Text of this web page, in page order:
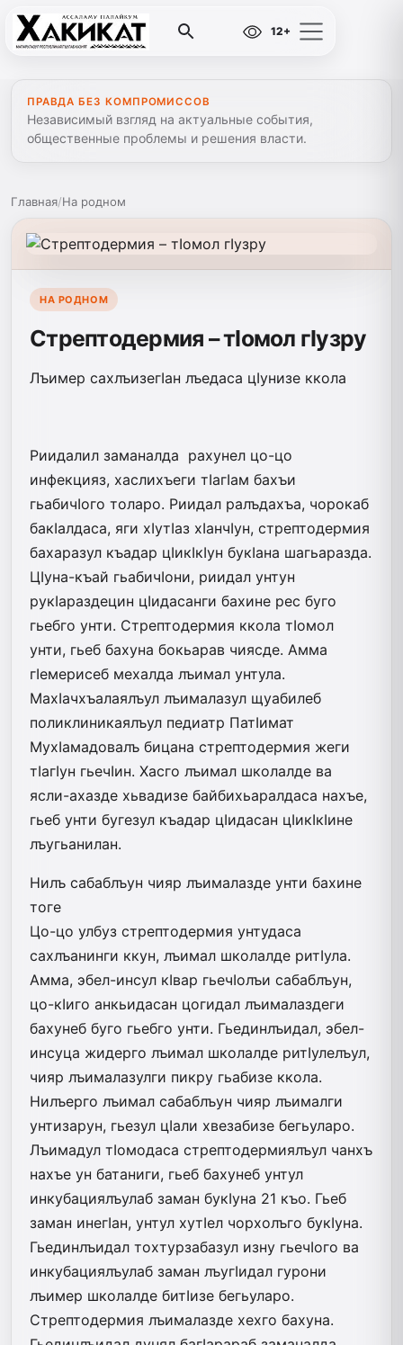
12+
ПРАВДА БЕЗ КОМПРОМИССОВ
Независимый взгляд на актуальные события,
общественные проблемы и решения власти.
Главная/На родном
НА РОДНОМ
Стрептодермия – тIомол гIузру
Лъимер сахлъизегIан лъедаса цIунизе ккола
Риидалил заманалда рахунел цо-цо
инфекцияз, хаслихъеги тIагIам бахъи
гьабичIого толаро. Риидал ралъдахъа, чорокаб
бакIалдаса, яги хIутIаз хIанчIун, стрептодермия
бахаразул къадар цIикIкIун букIана шагьаразда.
ЦIуна-къай гьабичIони, риидал унтун
рукIараздецин цIидасанги бахине рес буго
гьебго унти. Стрептодермия ккола тIомол
унти, гьеб бахуна бокьарав чиясде. Амма
гIемерисеб мехалда лъимал унтула.
МахIачхъалаялъул лъималазул щуабилеб
поликлиникаялъул педиатр ПатIимат
МухIамадовалъ бицана стрептодермия жеги
тIагIун гьечIин. Хасго лъимал школалде ва
ясли-ахазде хьвадизе байбихьаралдаса нахъе,
гьеб унти бугезул къадар цIидасан цIикIкIине
лъугьанилан.
Нилъ сабаблъун чияр лъималазде унти бахине
тоге
Цо-цо улбуз стрептодермия унтудаса
сахлъанинги ккун, лъимал школалде ритIула.
Амма, эбел-инсул кIвар гьечIолъи сабаблъун,
цо-кIиго анкьидасан цогидал лъималаздеги
бахунеб буго гьебго унти. Гьединлъидал, эбел-
инсуца жидерго лъимал школалде ритIулелъул,
чияр лъималазулги пикру гьабизе ккола.
Нилъерго лъимал сабаблъун чияр лъималги
унтизарун, гьезул цIали хвезабизе бегьуларо.
Лъимадул тIомодаса стрептодермиялъул чанхъ
нахъе ун батаниги, гьеб бахунеб унтул
инкубациялъулаб заман букIуна 21 къо. Гьеб
заман инегIан, унтул хутIел чорхолъго букIуна.
Гьединлъидал тохтурзабазул изну гьечIого ва
инкубациялъулаб заман лъугIидал гурони
лъимер школалде битIизе бегьуларо.
Стрептодермия лъималазде хехго бахуна.